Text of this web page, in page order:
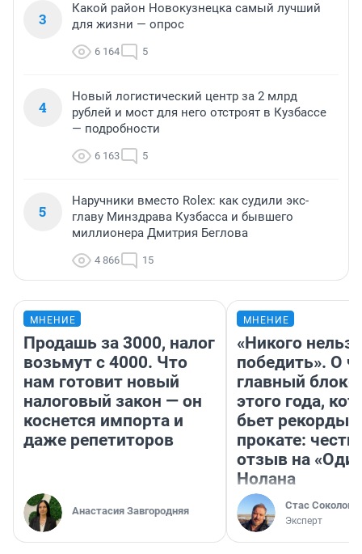
3
Какой район Новокузнецка самый лучший
для жизни — опрос
6 164 5
4
Новый логистический центр за 2 млрд
рублей и мост для него отстроят в Кузбассе
— подробности
6 163 5
5
Наручники вместо Rolex: как судили экс-
главу Минздрава Кузбасса и бывшего
миллионера Дмитрия Беглова
4 866 15
МНЕНИЕ
Продашь за 3000, налог
возьмут с 4000. Что
нам готовит новый
налоговый закон — он
коснется импорта и
даже репетиторов
Анастасия Завгородняя
МНЕНИЕ
«Никого нельзя
победить». О
главный
этого года,
бьет рекорды в
прокате:
отзыв на
Нолана
Стас Соколов
Эксперт